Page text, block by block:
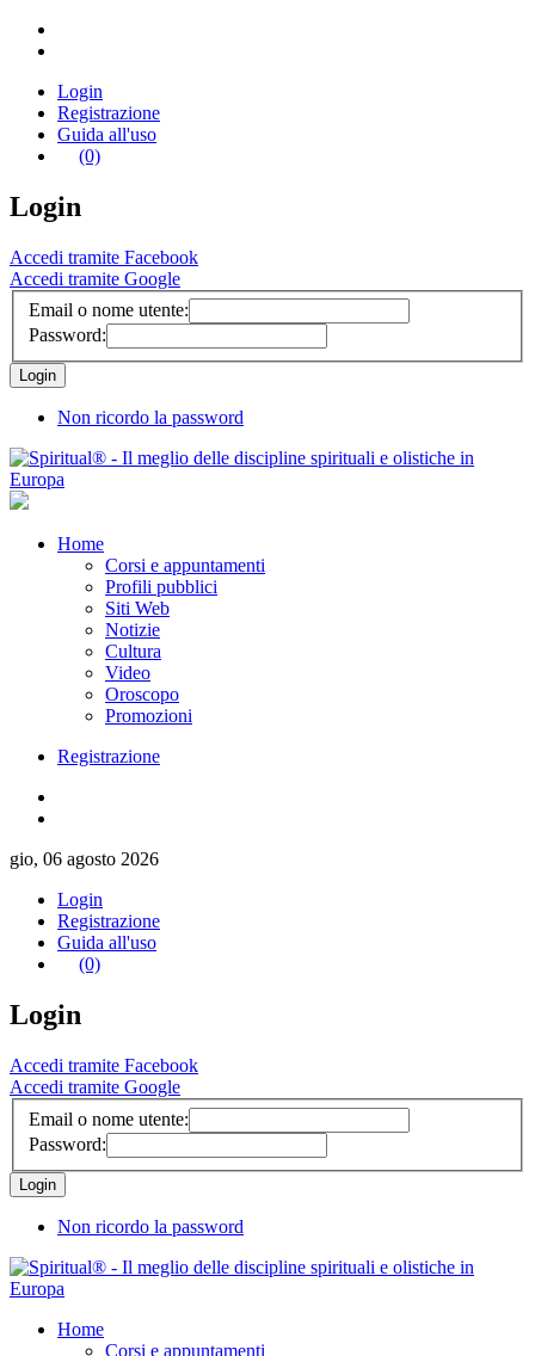
Login
Registrazione
Guida all'uso
(0)
Login
Accedi tramite Facebook
Accedi tramite Google
Email o nome utente:
Password:
Non ricordo la password
Home
Corsi e appuntamenti
Profili pubblici
Siti Web
Notizie
Cultura
Video
Oroscopo
Promozioni
Registrazione
gio, 06 agosto 2026
Login
Registrazione
Guida all'uso
(0)
Login
Accedi tramite Facebook
Accedi tramite Google
Email o nome utente:
Password:
Non ricordo la password
Home
Corsi e appuntamenti